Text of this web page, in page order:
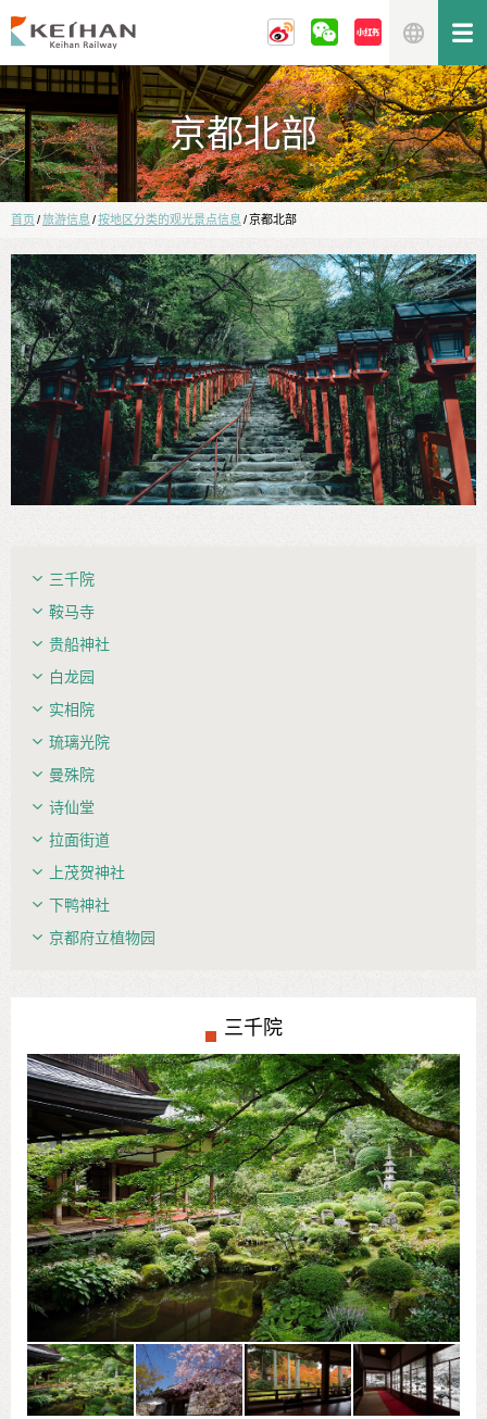
京都北部
首页/旅游信息 /按地区分类的观光景点信息 /京都北部
三千院
鞍马寺
贵船神社
白龙园
实相院
琉璃光院
曼殊院
诗仙堂
拉面街道
上茂贺神社
下鸭神社
京都府立植物园
三千院